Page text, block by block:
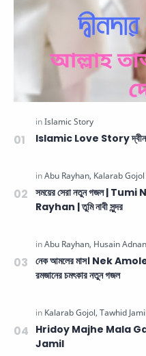
Islamic Love Story দ্বীনদার
সময়ের সেরা নতুন গজল |
Rayhan | তুমি নাবী সুন্দর
নেক আমলের মাস। Nek
রমজানের চমৎকার নতুন গজল
Hridoy Majhe Mala
Jamil